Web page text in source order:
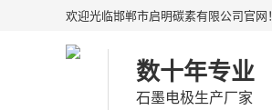
欢迎光临邯郸市启明碳素有限公司官网！
数十年专业
石墨电极生产厂家